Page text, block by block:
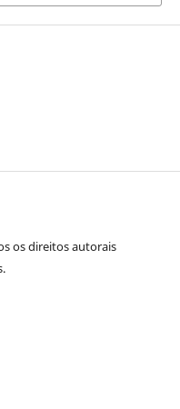
os direitos autorais